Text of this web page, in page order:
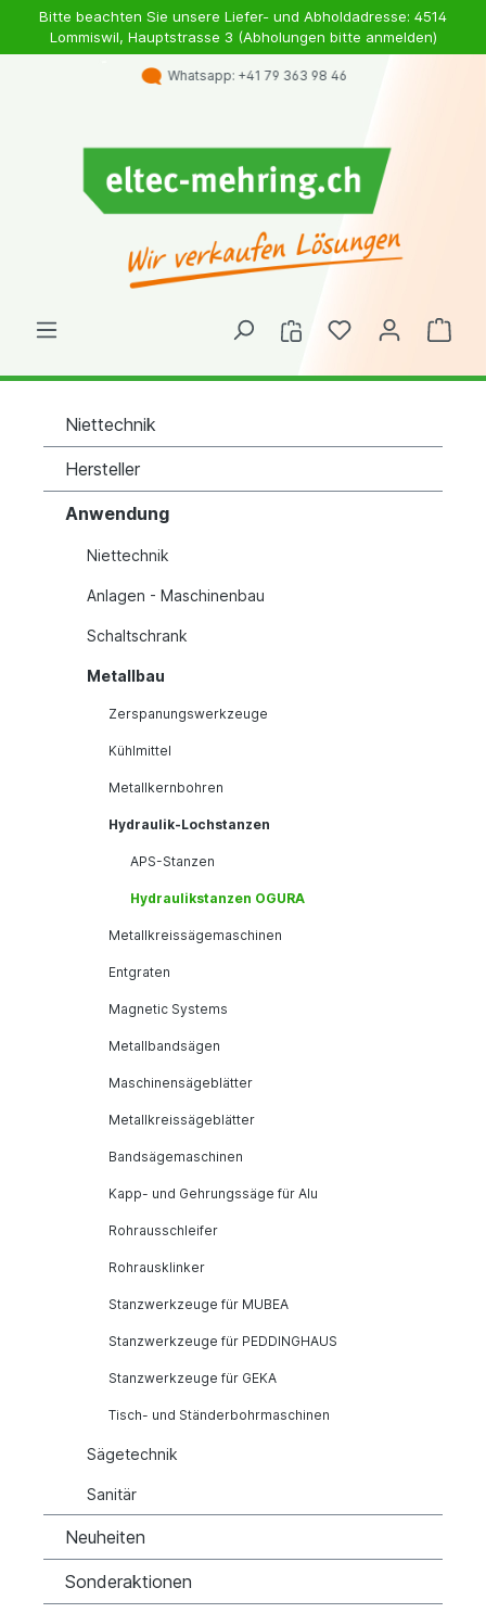
Bitte beachten Sie unsere Liefer- und Abholdadresse: 4514
Lommiswil, Hauptstrasse 3 (Abholungen bitte anmelden)
Whatsapp: +41 79 363 98 46
Niettechnik
Hersteller
Anwendung
Niettechnik
Anlagen - Maschinenbau
Schaltschrank
Metallbau
Zerspanungswerkzeuge
Kühlmittel
Metallkernbohren
Hydraulik-Lochstanzen
APS-Stanzen
Hydraulikstanzen OGURA
Metallkreissägemaschinen
Entgraten
Magnetic Systems
Metallbandsägen
Maschinensägeblätter
Metallkreissägeblätter
Bandsägemaschinen
Kapp- und Gehrungssäge für Alu
Rohrausschleifer
Rohrausklinker
Stanzwerkzeuge für MUBEA
Stanzwerkzeuge für PEDDINGHAUS
Stanzwerkzeuge für GEKA
Tisch- und Ständerbohrmaschinen
Sägetechnik
Sanitär
Neuheiten
Sonderaktionen